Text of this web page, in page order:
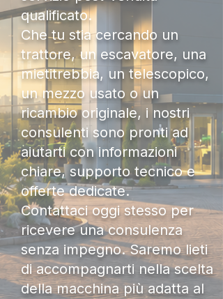
qualificato.
Che tu stia cercando un
trattore, un escavatore, una
mietitrebbia, un telescopico,
un mezzo usato o un
ricambio originale, i nostri
consulenti sono pronti ad
aiutarti con informazioni
chiare, supporto tecnico e
offerte dedicate.
Contattaci oggi stesso per
ricevere una consulenza
senza impegno. Saremo lieti
di accompagnarti nella scelta
della macchina più adatta al